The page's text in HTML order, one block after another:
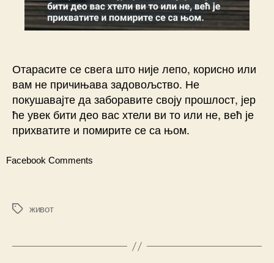
Отарасите се свега што није лепо, корисно или
вам не причињава задовољство. Не
покушавајте да заборавите своју прошлост, јер
ће увек бити део вас хтели ви то или не, већ је
прихватите и помирите се са њом.
Facebook Comments
Ознакеживот